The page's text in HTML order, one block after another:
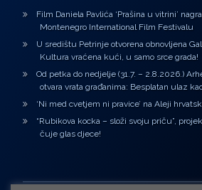
Film Daniela Pavlića ‘Prašina u vitrini’
Montenegro International Film Festivalu
U središtu Petrinje otvorena obnovljena
Kultura vraćena kući, u samo srce grada!
Od petka do nedjelje (31.7. – 2.8.2026.)
otvara vrata građanima: Besplatan ulaz
‘Ni med cvetjem ni pravice’ na Aleji
“Rubikova kocka – složi svoju priču”,
čuje glas djece!